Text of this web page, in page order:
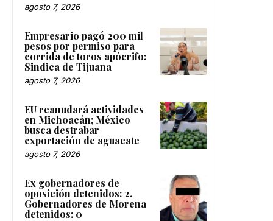
agosto 7, 2026
Empresario pagó 200 mil
pesos por permiso para
corrida de toros apócrifo:
Sindica de Tijuana
agosto 7, 2026
EU reanudará actividades
en Michoacán; México
busca destrabar
exportación de aguacate
agosto 7, 2026
Ex gobernadores de
oposición detenidos: 2.
Gobernadores de Morena
detenidos: 0